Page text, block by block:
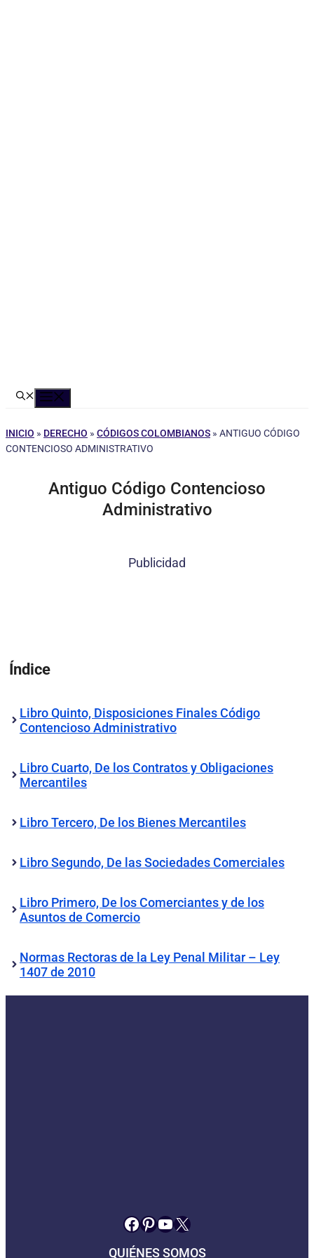
INICIO » DERECHO » CÓDIGOS COLOMBIANOS » ANTIGUO CÓDIGO
CONTENCIOSO ADMINISTRATIVO
Antiguo Código Contencioso
Administrativo
Publicidad
Índice
Libro Quinto, Disposiciones Finales Código
Contencioso Administrativo
Libro Cuarto, De los Contratos y Obligaciones
Mercantiles
Libro Tercero, De los Bienes Mercantiles
Libro Segundo, De las Sociedades Comerciales
Libro Primero, De los Comerciantes y de los
Asuntos de Comercio
Normas Rectoras de la Ley Penal Militar – Ley
1407 de 2010
Facebook
Pinterest
YouTube
X
QUIÉNES SOMOS